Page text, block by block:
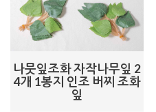
나뭇잎조화 자작나무잎 2
4개 1봉지 인조 버찌 조화
잎